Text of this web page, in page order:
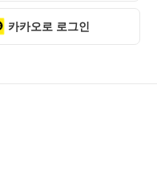
카카오로 로그인